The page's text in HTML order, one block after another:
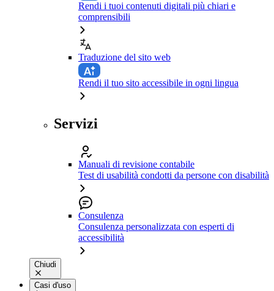
Rendi i tuoi contenuti digitali più chiari e
comprensibili
Traduzione del sito web
Rendi il tuo sito accessibile in ogni lingua
Servizi
Manuali di revisione contabile
Test di usabilità condotti da persone con disabilità
Consulenza
Consulenza personalizzata con esperti di
accessibilità
Chiudi
Casi d'uso